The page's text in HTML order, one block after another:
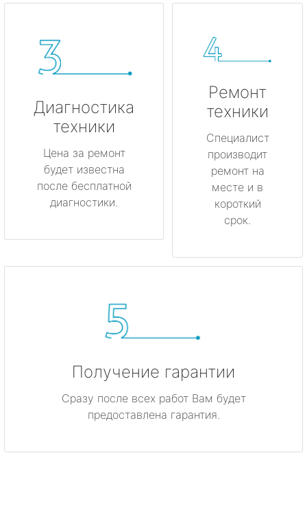
Диагностика
техники
Цена за ремонт
будет известна
после бесплатной
диагностики.
Ремонт
техники
Специалист
производит
ремонт на
месте и в
короткий
срок.
Получение гарантии
Сразу после всех работ Вам будет
предоставлена гарантия.